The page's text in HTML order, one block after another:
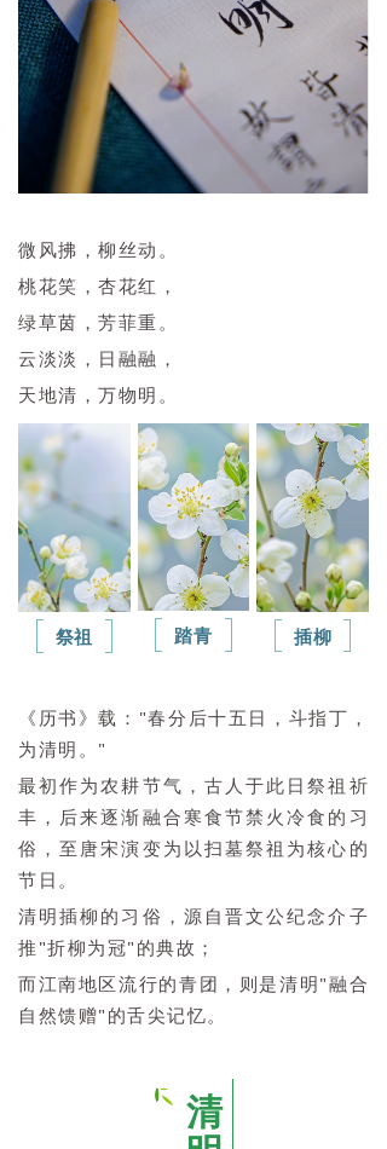
微风拂，柳丝动。
桃花笑，杏花红，
绿草茵，芳菲重。
云淡淡，日融融，
天地清，万物明。
祭祖 踏青 插柳
《历书》载："春分后十五日，斗指丁，
为清明。"
最初作为农耕节气，古人于此日祭祖祈
丰，后来逐渐融合寒食节禁火冷食的习
俗，至唐宋演变为以扫墓祭祖为核心的
节日。
清明插柳的习俗，源自晋文公纪念介子
推"折柳为冠"的典故；
而江南地区流行的青团，则是清明"融合
自然馈赠"的舌尖记忆。
清